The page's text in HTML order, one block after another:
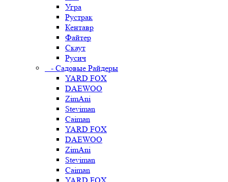
Угра
Рустрак
Кентавр
Файтер
Скаут
Русич
- Садовые Райдеры
YARD FOX
DAEWOO
ZimAni
Steviman
Caiman
YARD FOX
DAEWOO
ZimAni
Steviman
Caiman